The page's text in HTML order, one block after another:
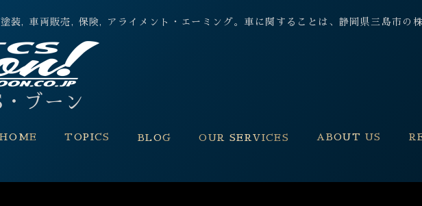
装, 車両販売, 保険, アライメント・エーミング。車に関することは、静岡県三島市の
ブーン
HOME TOPICS BLOG OUR SERVICES ABOUT US